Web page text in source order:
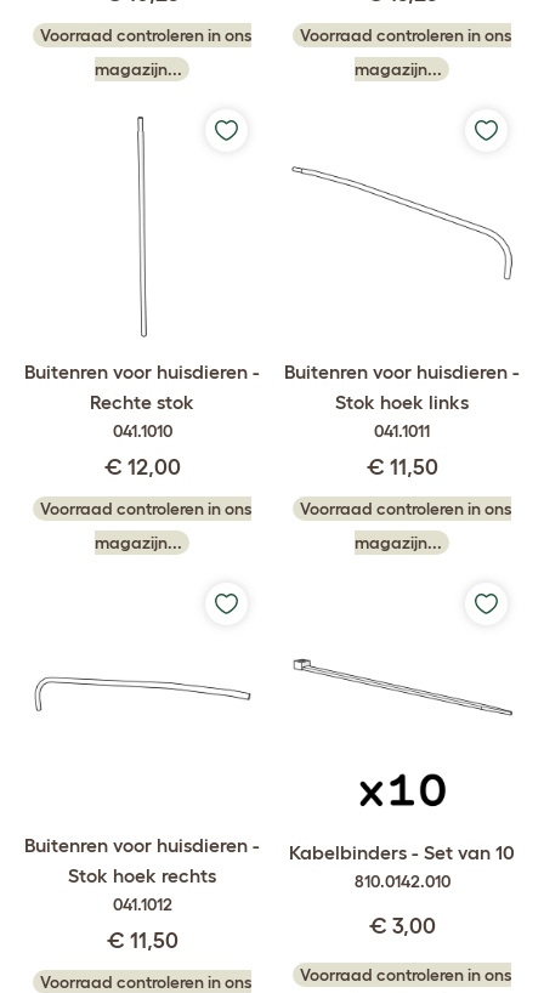
Voorraad controleren in ons
magazijn...
Voorraad controleren in ons
magazijn...
Buitenren voor huisdieren -
Rechte stok
041.1010
€ 12,00
Voorraad controleren in ons
magazijn...
Buitenren voor huisdieren -
Stok hoek links
041.1011
€ 11,50
Voorraad controleren in ons
magazijn...
Buitenren voor huisdieren -
Stok hoek rechts
041.1012
€ 11,50
Voorraad controleren in ons
Kabelbinders - Set van 10
810.0142.010
€ 3,00
Voorraad controleren in ons